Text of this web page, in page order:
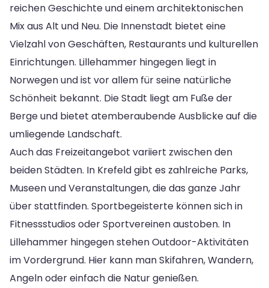
reichen Geschichte und einem architektonischen
Mix aus Alt und Neu. Die Innenstadt bietet eine
Vielzahl von Geschäften, Restaurants und kulturellen
Einrichtungen. Lillehammer hingegen liegt in
Norwegen und ist vor allem für seine natürliche
Schönheit bekannt. Die Stadt liegt am Fuße der
Berge und bietet atemberaubende Ausblicke auf die
umliegende Landschaft.
Auch das Freizeitangebot variiert zwischen den
beiden Städten. In Krefeld gibt es zahlreiche Parks,
Museen und Veranstaltungen, die das ganze Jahr
über stattfinden. Sportbegeisterte können sich in
Fitnessstudios oder Sportvereinen austoben. In
Lillehammer hingegen stehen Outdoor-Aktivitäten
im Vordergrund. Hier kann man Skifahren, Wandern,
Angeln oder einfach die Natur genießen.